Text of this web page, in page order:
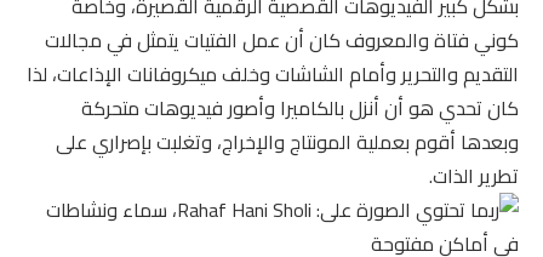
كوني فتاة والمعروف كان أن عمل الفتيات يتمثل في مجالات
التقديم والتحرير وأمام الشاشات وخلف ميكروفانات الإذاعات، لذا
كان تحدي هو أن أنزل بالكاميرا وأصور فيديوهات متحركة
وبعدها أقوم بعملية المونتاج والإخراج، وتغلبت بإصراري على
تطرير الذات.